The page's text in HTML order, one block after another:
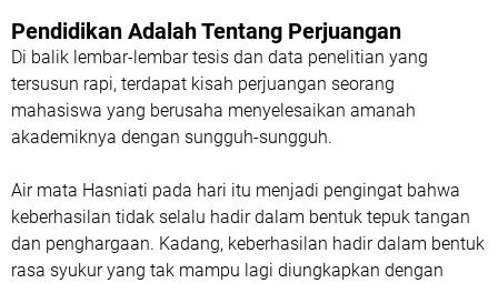
Pendidikan Adalah Tentang Perjuangan
Di balik lembar-lembar tesis dan data penelitian yang
tersusun rapi, terdapat kisah perjuangan seorang
mahasiswa yang berusaha menyelesaikan amanah
akademiknya dengan sungguh-sungguh.
Air mata Hasniati pada hari itu menjadi pengingat bahwa
keberhasilan tidak selalu hadir dalam bentuk tepuk tangan
dan penghargaan. Kadang, keberhasilan hadir dalam bentuk
rasa syukur yang tak mampu lagi diungkapkan dengan